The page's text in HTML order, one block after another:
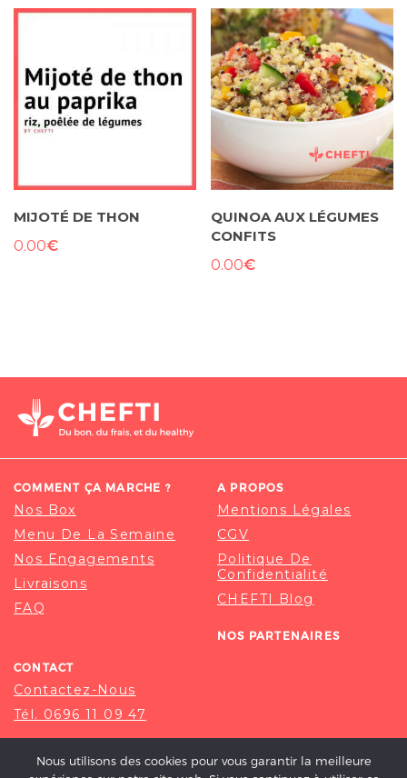
MIJOTÉ DE THON
0.00€
QUINOA AUX LÉGUMES
CONFITS
0.00€
COMMENT ÇA MARCHE ?
Nos Box
Menu De La Semaine
Nos Engagements
Livraisons
FAQ
A PROPOS
Mentions Légales
CGV
Politique De
Confidentialité
CHEFTI Blog
NOS PARTENAIRES
CONTACT
Contactez-Nous
Tél. 0696 11 09 47
Nous utilisons des cookies pour vous garantir la meilleure